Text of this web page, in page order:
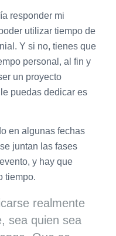
responder mi
utilizar tiempo de
Y si no, tienes que
personal, al fin y
un proyecto
puedas dedicar es
en algunas fechas
juntan las fases
y hay que
tiempo.
realmente
sea quien sea